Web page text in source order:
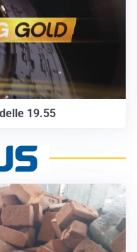
19.55